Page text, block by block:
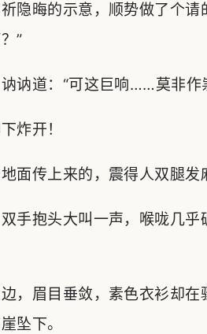
隐晦的示意，顺势做了个请
”
讷道：“可这巨响……莫非作
炸开！
面传上来的，震得人双腿发
手抱头大叫一声，喉咙几乎
，眉目垂敛，素色衣衫却
坠下。